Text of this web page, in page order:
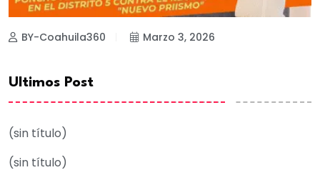
BY-Coahuila360 Marzo 3, 2026
Ultimos Post
(sin título)
(sin título)